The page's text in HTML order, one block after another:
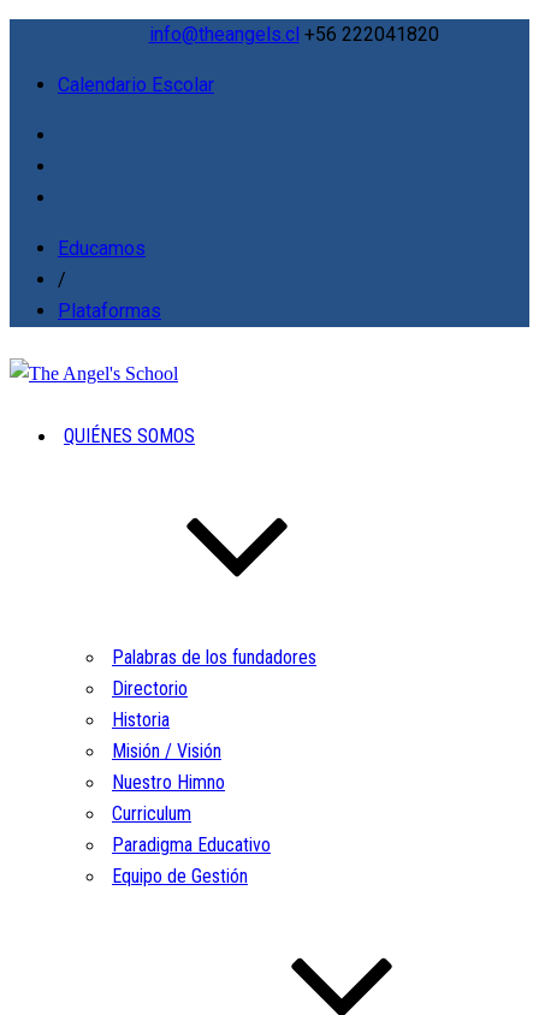
info@theangels.cl +56 222041820
Calendario Escolar
Educamos
/
Plataformas
QUIÉNES SOMOS
Palabras de los fundadores
Directorio
Historia
Misión / Visión
Nuestro Himno
Curriculum
Paradigma Educativo
Equipo de Gestión